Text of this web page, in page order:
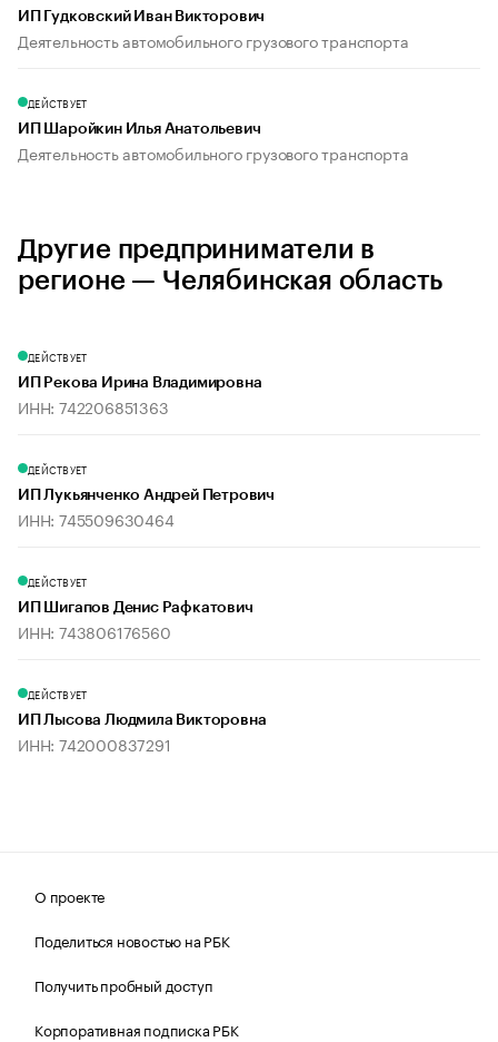
ИП Гудковский Иван Викторович
Деятельность автомобильного грузового транспорта
ДЕЙСТВУЕТ
ИП Шаройкин Илья Анатольевич
Деятельность автомобильного грузового транспорта
Другие предприниматели в
регионе — Челябинская область
ДЕЙСТВУЕТ
ИП Рекова Ирина Владимировна
ИНН: 742206851363
ДЕЙСТВУЕТ
ИП Лукьянченко Андрей Петрович
ИНН: 745509630464
ДЕЙСТВУЕТ
ИП Шигапов Денис Рафкатович
ИНН: 743806176560
ДЕЙСТВУЕТ
ИП Лысова Людмила Викторовна
ИНН: 742000837291
О проекте
Поделиться новостью на РБК
Получить пробный доступ
Корпоративная подписка РБК